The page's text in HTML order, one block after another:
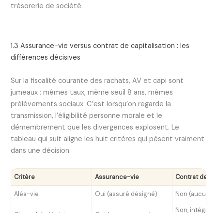
trésorerie de société.
1.3 Assurance-vie versus contrat de capitalisation : les
différences décisives
Sur la fiscalité courante des rachats, AV et capi sont
jumeaux : mêmes taux, même seuil 8 ans, mêmes
prélèvements sociaux. C’est lorsqu’on regarde la
transmission, l’éligibilité personne morale et le
démembrement que les divergences explosent. Le
tableau qui suit aligne les huit critères qui pèsent vraiment
dans une décision.
Critère Assurance-vie Contrat de
Aléa-vie Oui (assuré désigné) Non (aucun
Non, intégré